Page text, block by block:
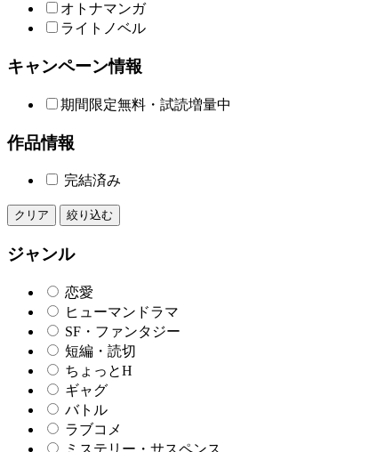
オトナマンガ
ライトノベル
キャンペーン情報
期間限定無料・試読増量中
作品情報
完結済み
クリア 絞り込む
ジャンル
恋愛
ヒューマンドラマ
SF・ファンタジー
短編・読切
ちょっとH
ギャグ
バトル
ラブコメ
ミステリー・サスペンス